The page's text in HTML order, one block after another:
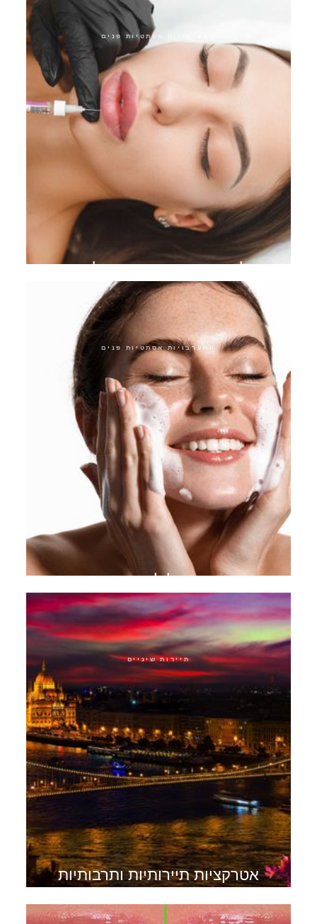
התערבויות אסתטיות פנים
מילוי שפתיים חומצה היאלורונית
התערבויות אסתטיות פנים
תוכנית טיפול להפסקת אקנה
תיירות שיניים
אטרקציות תיירותיות ותרבותיות
בבודפשט